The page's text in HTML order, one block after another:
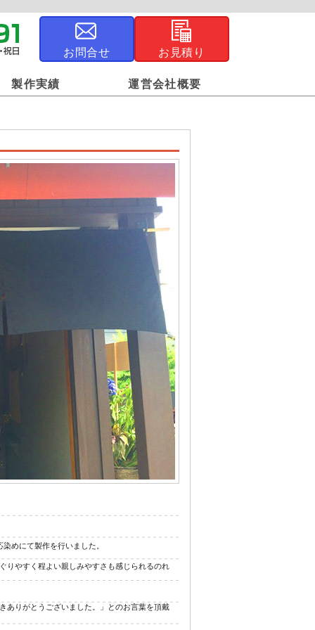
お問合せ お見積り
ナル風呂敷
ナル浴衣
製作実績 運営会社概要
めにて製作を行いました。
りやすく程よい親しみやすさも感じられるのれ
ありがとうございました。」とのお言葉を頂戴